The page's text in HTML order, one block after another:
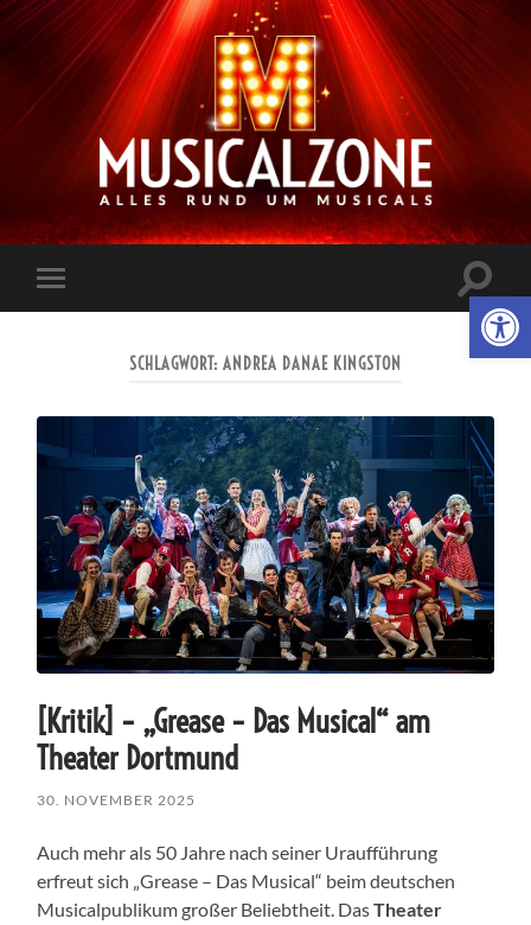
Musicalzone.de
Mobile-
Menü
ein-/
SCHLAGWORT: ANDREA DANAE KINGSTON
[Kritik] – „Grease – Das Musical“ am
Theater Dortmund
30. NOVEMBER 2025
Auch mehr als 50 Jahre nach seiner Uraufführung
erfreut sich „Grease – Das Musical“ beim deutschen
Musicalpublikum großer Beliebtheit. DasTheater